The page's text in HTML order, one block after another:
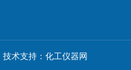
技术支持： 化工仪器网